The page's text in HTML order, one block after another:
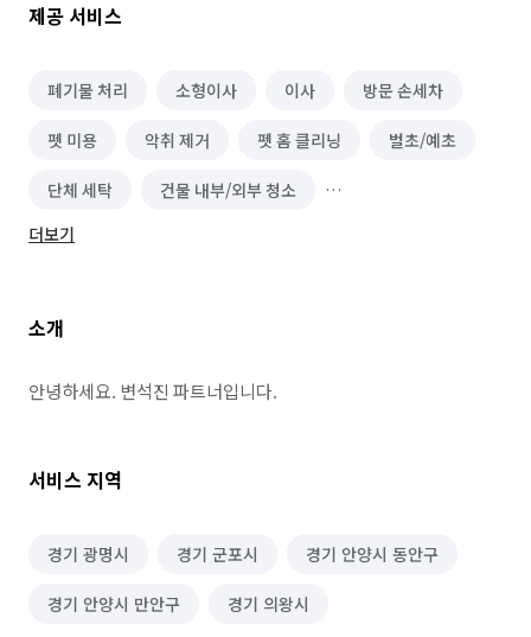
제공 서비스
폐기물 처리 소형이사 이사 방문 손세차
펫 미용 악취 제거 펫 홈 클리닝 벌초/예초
단체 세탁 건물 내부/외부 청소
건물 관리(종합/시설/행정/경비)
경호(신변보호/의전/경비)
하수구 청소 장애인 편의시설 설치
식물 관리/렌탈
더보기
소개
안녕하세요. 변석진 파트너입니다.
서비스 지역
경기 광명시 경기 군포시 경기 안양시 동안구
경기 안양시 만안구 경기 의왕시